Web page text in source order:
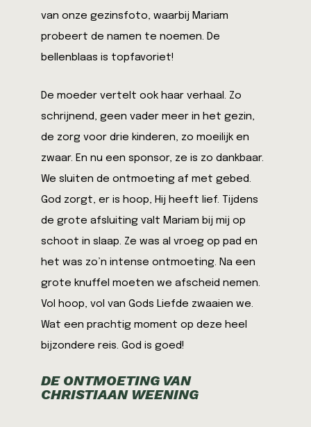
van onze gezinsfoto, waarbij Mariam
probeert de namen te noemen. De
bellenblaas is topfavoriet!
De moeder vertelt ook haar verhaal. Zo
schrijnend, geen vader meer in het gezin,
de zorg voor drie kinderen, zo moeilijk en
zwaar. En nu een sponsor, ze is zo dankbaar.
We sluiten de ontmoeting af met gebed.
God zorgt, er is hoop, Hij heeft lief. Tijdens
de grote afsluiting valt Mariam bij mij op
schoot in slaap. Ze was al vroeg op pad en
het was zo’n intense ontmoeting. Na een
grote knuffel moeten we afscheid nemen.
Vol hoop, vol van Gods Liefde zwaaien we.
Wat een prachtig moment op deze heel
bijzondere reis. God is goed!
DE ONTMOETING VAN
CHRISTIAAN WEENING